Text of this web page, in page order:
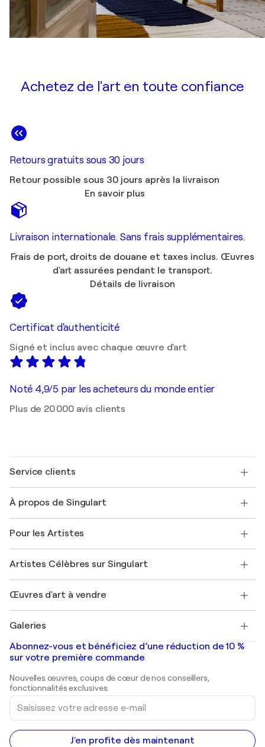
Achetez de l'art en toute confiance
Retours gratuits sous 30 jours
Retour possible sous 30 jours après la livraison
En savoir plus
Livraison internationale. Sans frais supplémentaires.
Frais de port, droits de douane et taxes inclus. Œuvres
d'art assurées pendant le transport.
Détails de livraison
Certificat d'authenticité
Signé et inclus avec chaque œuvre d'art
Noté 4,9/5 par les acheteurs du monde entier
Plus de 20 000 avis clients
Service clients
Expédition
Offrir une carte cadeau
Rejoignez notre programme commercial
Mon compte
+33 1 76 44 06 42
À propos de Singulart
FAQ
Magazine Singulart
Emplois
Découvrez une sélection d'art original
Pour les Artistes
Se connecter en tant qu'Artiste
Artistes Célèbres sur Singulart
Marc Chagall
Banksy
Mr. Brainwash
Shepard Fairey
Œuvres d'art à vendre
Tableaux abstraits à vendre
Peintures de paysage
Estampes
Peintures acryliques
Galeries
Galeries d'art en France
Galeries d'art en Belgique
Abonnez-vous et bénéficiez d’une réduction de 10 %
sur votre première commande
Nouvelles œuvres, coups de cœur de nos conseillers,
fonctionnalités exclusives.
Saisissez
votre
adresse
e-
mail
J'en profite dès maintenant